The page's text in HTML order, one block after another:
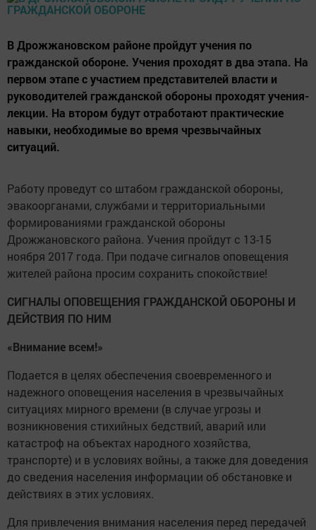
В Дрожжановском районе пройдут учения по
гражданской обороне. Учения проходят в два этапа. На
первом этапе с участием представителей власти и
руководителей гражданской обороны проходят учения-
лекции. На втором будут отработают практические
навыки, необходимые во время чрезвычайных
ситуаций.
Работу проведут со штабом гражданской обороны,
эвакоорганами, службами и территориальными
формированиями гражданской обороны
Дрожжановского района. Учения пройдут с 13-15
ноября 2017 года. При подаче сигналов оповещения
жителей района просим сохранить спокойствие!
СИГНАЛЫ ОПОВЕЩЕНИЯ ГРАЖДАНСКОЙ ОБОРОНЫ И
ДЕЙСТВИЯ ПО НИМ
«Внимание всем!»
Подается в целях обеспечения своевременного и
надежного оповещения населения в чрезвычайных
ситуациях мирного времени (в случае угрозы и
возникновения стихийных бедствий, аварий или
катастроф на объектах народного хозяйства,
транспорте) и в условиях войны, а также для доведения
до сведения населения информации об обстановке и
действиях в этих условиях.
Для привлечения внимания населения перед передачей